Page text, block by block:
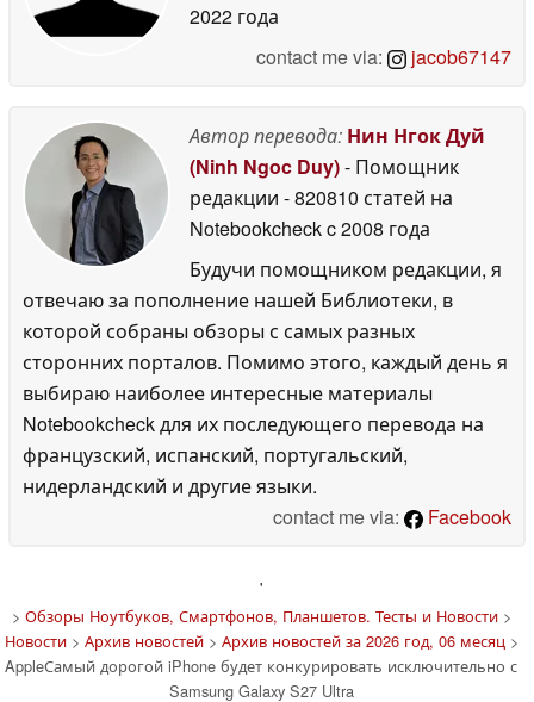
2022 года
contact me via:
jacob67147
Автор перевода: Нин Нгок Дуй
(Ninh Ngoc Duy)- Помощник
редакции - 820810 статей на
Notebookcheckc 2008 года
Будучи помощником редакции, я
отвечаю за пополнение нашей Библиотеки, в
которой собраны обзоры с самых разных
сторонних порталов. Помимо этого, каждый день я
выбираю наиболее интересные материалы
Notebookcheck для их последующего перевода на
французский, испанский, португальский,
нидерландский и другие языки.
contact me via:
Facebook
'
> Обзоры Ноутбуков, Смартфонов, Планшетов. Тесты и Новости>
Новости> Архив новостей> Архив новостей за 2026 год, 06 месяц>
AppleСамый дорогой iPhone будет конкурировать исключительно с
Samsung Galaxy S27 Ultra